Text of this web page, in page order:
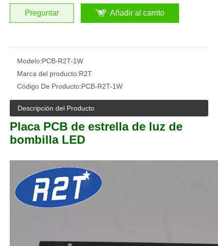
Preguntar Añadir al carrito
Modelo:PCB-R2T-1W
Marca del producto:R2T
Código De Producto:PCB-R2T-1W
Descripción del Producto
Placa PCB de estrella de luz de
bombilla LED